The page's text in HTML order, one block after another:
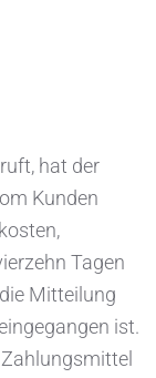
hat der
Kunden
Tagen
Mitteilung
ist.